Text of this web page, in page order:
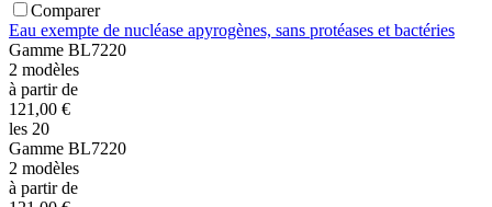
Comparer
Eau exempte de nucléase apyrogènes, sans protéases et bactéries
Gamme BL7220
2 modèles
à partir de
121,00 €
les 20
Gamme BL7220
2 modèles
à partir de